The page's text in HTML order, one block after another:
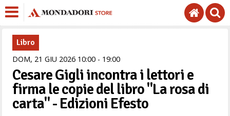
Libro
DOM, 21 GIU 2026 1000 - 1900
Cesare Gigli incontra i lettori e
firma le copie del libro "La rosa di
carta" - Edizioni Efesto